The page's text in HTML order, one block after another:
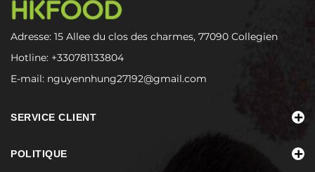
Adresse: 15 Allee du clos des charmes, 77090 Collegien
Hotline: +330781133804
E-mail: nguyennhung27192@gmail.com
SERVICE CLIENT
POLITIQUE